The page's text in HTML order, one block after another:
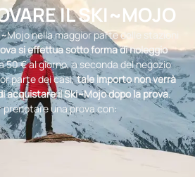
IL SKI~MOJO
nella maggior parte delle stazioni
si effettua sotto forma di noleggio
50 € al giorno, a seconda del negozio
parte dei casi,tale importo non verrà
acquistare il Ski~Mojo dopo la prova.
una prova con: